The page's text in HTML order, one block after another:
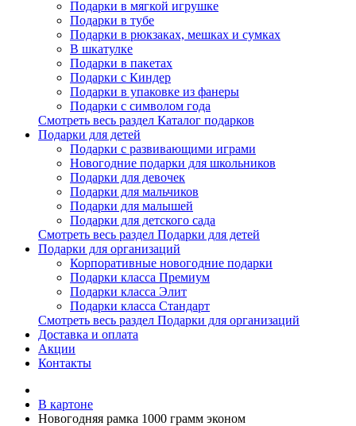
Подарки в мягкой игрушке
Подарки в тубе
Подарки в рюкзаках, мешках и сумках
В шкатулке
Подарки в пакетах
Подарки с Киндер
Подарки в упаковке из фанеры
Подарки с символом года
Смотреть весь раздел Каталог подарков
Подарки для детей
Подарки с развивающими играми
Новогодние подарки для школьников
Подарки для девочек
Подарки для мальчиков
Подарки для малышей
Подарки для детского сада
Смотреть весь раздел Подарки для детей
Подарки для организаций
Корпоративные новогодние подарки
Подарки класса Премиум
Подарки класса Элит
Подарки класса Стандарт
Смотреть весь раздел Подарки для организаций
Доставка и оплата
Акции
Контакты
В картоне
Новогодняя рамка 1000 грамм эконом